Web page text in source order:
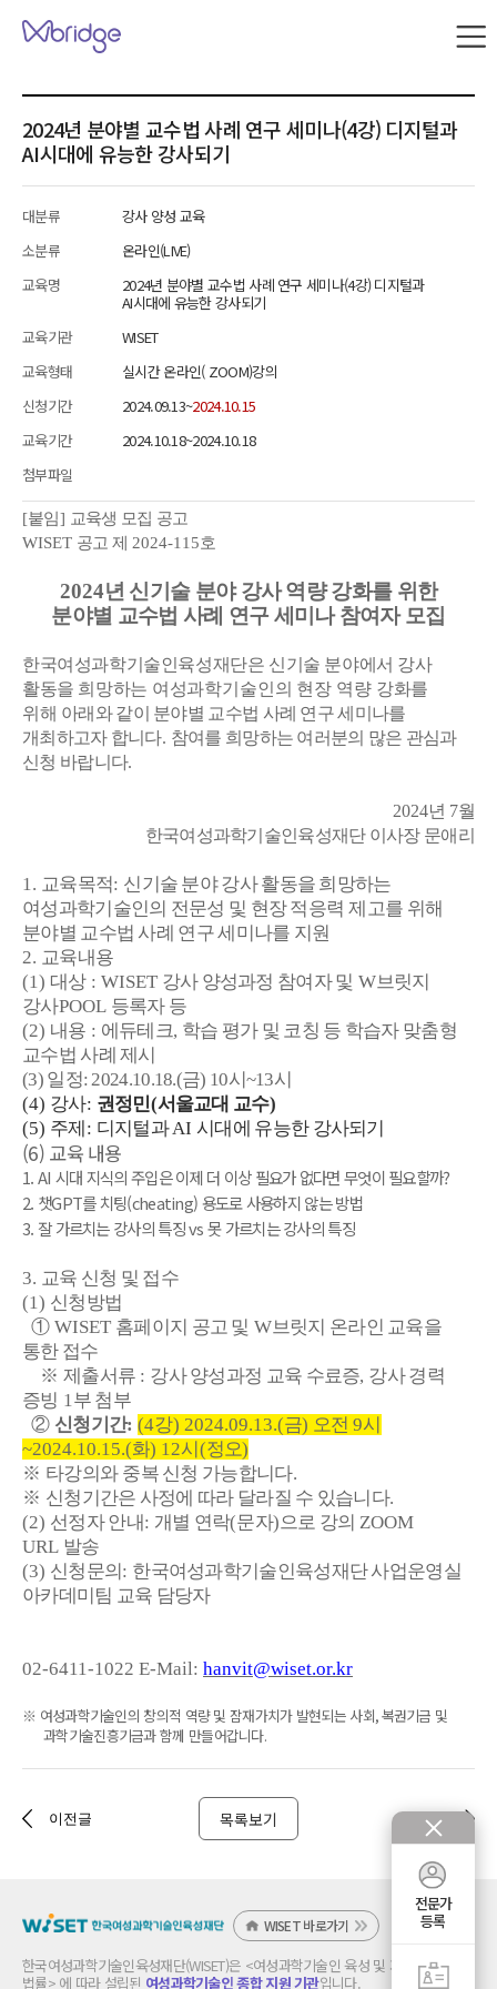
W
지
2024년 분야별 교수법 사례 연구 세미나(4강) 디지털과
AI시대에 유능한 강사되기
대분류
강사 양성 교육
소분류
온라인(LIVE)
교육명
2024년 분야별 교수법 사례 연구 세미나(4강) 디지털과
AI시대에 유능한 강사되기
교육기관
WISET
교육형태
실시간 온라인( ZOOM)강의
신청기간
2024.09.13~2024.10.15
교육기간
2024.10.18~2024.10.18
첨부파일
[붙임] 교육생 모집 공고
WISET 공고 제 2024-115호
2024년 신기술 분야 강사 역량 강화를 위한
분야별 교수법 사례 연구 세미나 참여자 모집
한국여성과학기술인육성재단은 신기술 분야에서 강사
활동을 희망하는 여성과학기술인의 현장 역량 강화를
위해 아래와 같이 분야별 교수법 사례 연구 세미나를
개최하고자 합니다. 참여를 희망하는 여러분의 많은 관심과
신청 바랍니다.
2024년 7월
한국여성과학기술인육성재단 이사장 문애리
1. 교육목적: 신기술 분야 강사 활동을 희망하는
여성과학기술인의 전문성 및 현장 적응력 제고를 위해
분야별 교수법 사례 연구 세미나를 지원
2. 교육내용
(1) 대상: WISET 강사 양성과정 참여자 및 W브릿지
강사POOL 등록자 등
(2) 내용 : 에듀테크, 학습 평가 및 코칭 등 학습자 맞춤형
교수법 사례 제시
(3) 일정: 2024.10.18.(금) 10시~13시
(4) 강사: 권정민(서울교대 교수)
(5) 주제 : 디지털과AI시대에 유능한 강사되기
(6) 교육 내용
1. AI 시대 지식의 주입은 이제 더 이상 필요가 없다면 무엇이 필요할까?
2. 챗GPT를 치팅(cheating) 용도로 사용하지 않는 방법
3. 잘 가르치는 강사의 특징 vs 못 가르치는 강사의 특징
3. 교육 신청 및 접수
(1) 신청방법
① WISET 홈페이지 공고 및 W브릿지 온라인 교육을
통한 접수
※ 제출서류 : 강사 양성과정 교육 수료증, 강사 경력
증빙 1부 첨부
② 신청기간:(4강) 2024.09.13.(금) 오전 9시
~2024.10.15.(화) 12시(정오)
※ 타강의와 중복 신청 가능합니다.
※ 신청기간은 사정에 따라 달라질 수 있습니다.
(2) 선정자 안내: 개별 연락(문자)으로 강의 ZOOM
URL 발송
(3) 신청문의: 한국여성과학기술인육성재단 사업운영실
아카데미팀 교육 담당자
02-6411-1022 E-Mail: hanvit@wiset.or.kr
※ 여성과학기술인의 창의적 역량 및 잠재가치가 발현되는 사회,복권기금 및
과학기술진흥기금과 함께 만들어갑니다.
이전글 목록보기 다음글
WISET 바로가기
한국여성과학기술인육성재단(WISET)은 <여성과학기술인 육성 및 지원에 관한
법률> 에 따라 설립된 여성과학기술인 종합 지원 기관입니다.
전문가
등록